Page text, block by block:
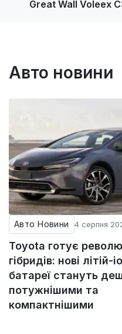
Great Wall Voleex
Авто новини
Авто Новини 4 серпня
Toyota готує
гібридів: нові літій-
батареї стануть
потужнішими та
компактнішими